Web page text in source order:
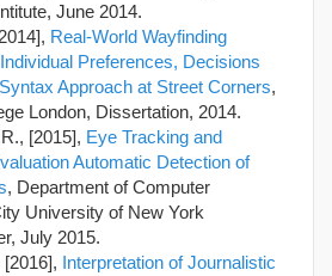
June 2014.
Real-World Wayfinding
Preferences, Decisions
Approach at Street Corners,
London, Dissertation, 2014.
[2015], Eye Tracking and
Automatic Detection of
, Department of Computer
University of New York
July 2015.
Interpretation of Journalistic